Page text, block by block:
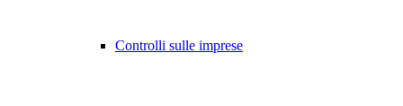
Controlli sulle imprese